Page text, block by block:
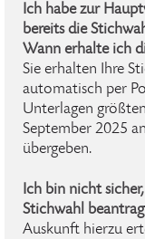
Ich habe zur
bereits die
Wann erhalte ich
Sie erhalten Ihre
automatisch per
Unterlagen
September 2025
übergeben.
Ich bin nicht
Stichwahl
Auskunft hierzu